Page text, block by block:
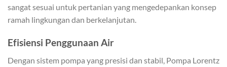
sangat sesuai untuk pertanian yang mengedepankan konsep
ramah lingkungan dan berkelanjutan.
Efisiensi Penggunaan Air
Dengan sistem pompa yang presisi dan stabil, Pompa Lorentz